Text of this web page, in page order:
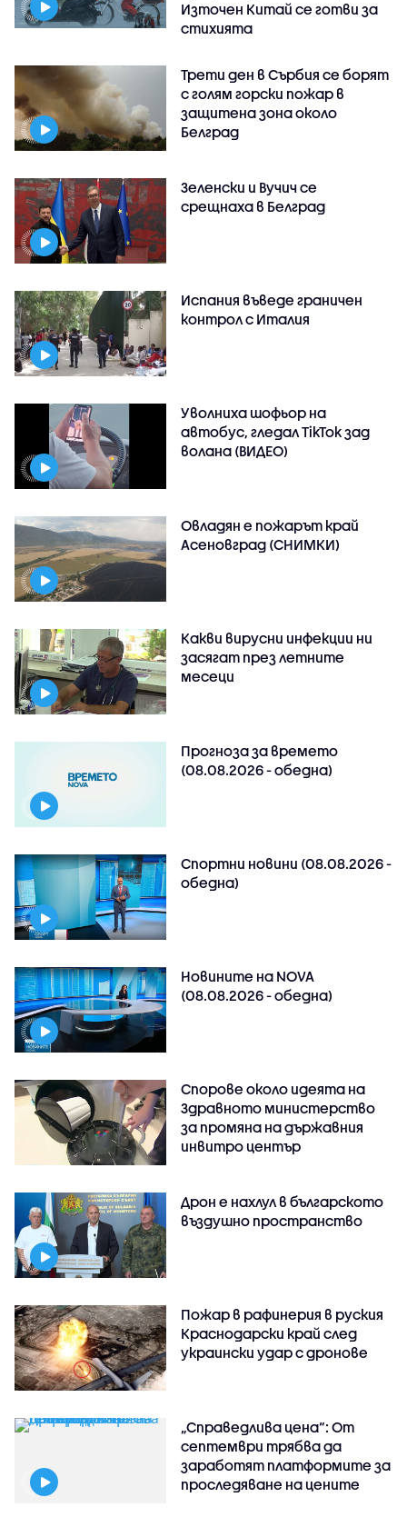
Източен Китай се готви за
стихията
Трети ден в Сърбия се борят
с голям горски пожар в
защитена зона около
Белград
Зеленски и Вучич се
срещнаха в Белград
Испания въведе граничен
контрол с Италия
Уволниха шофьор на
автобус, гледал TikTok зад
волана (ВИДЕО)
Овладян е пожарът край
Асеновград (СНИМКИ)
Какви вирусни инфекции ни
засягат през летните
месеци
Прогноза за времето
(08.08.2026 - обедна)
Спортни новини (08.08.2026 -
обедна)
Новините на NOVA
(08.08.2026 - обедна)
Спорове около идеята на
Здравното министерство
за промяна на държавния
инвитро център
Дрон е нахлул в българското
въздушно пространство
Пожар в рафинерия в руския
Краснодарски край след
украински удар с дронове
„Справедлива цена“: От
септември трябва да
заработят платформите за
проследяване на цените